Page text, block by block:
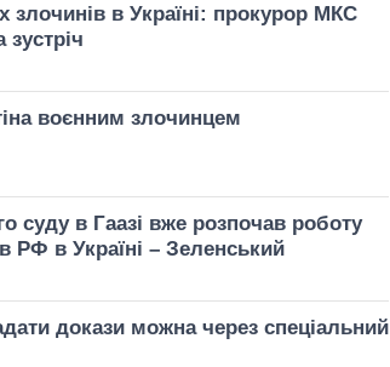
злочинів в Україні: прокурор МКС
зустріч
воєнним злочинцем
суду в Гаазі вже розпочав роботу
РФ в Україні – Зеленський
докази можна через спеціальний